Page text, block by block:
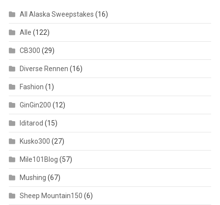
All Alaska Sweepstakes (16)
Alle (122)
CB300 (29)
Diverse Rennen (16)
Fashion (1)
GinGin200 (12)
Iditarod (15)
Kusko300 (27)
Mile101Blog (57)
Mushing (67)
Sheep Mountain150 (6)